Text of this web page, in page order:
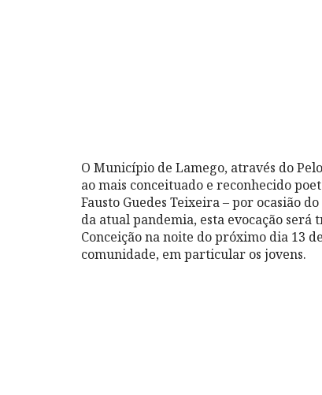
O Município de Lamego, através do
ao mais conceituado e reconhecido
Fausto Guedes Teixeira – por ocasião
da atual pandemia, esta evocação
Conceição na noite do próximo dia 13
comunidade, em particular os jovens.